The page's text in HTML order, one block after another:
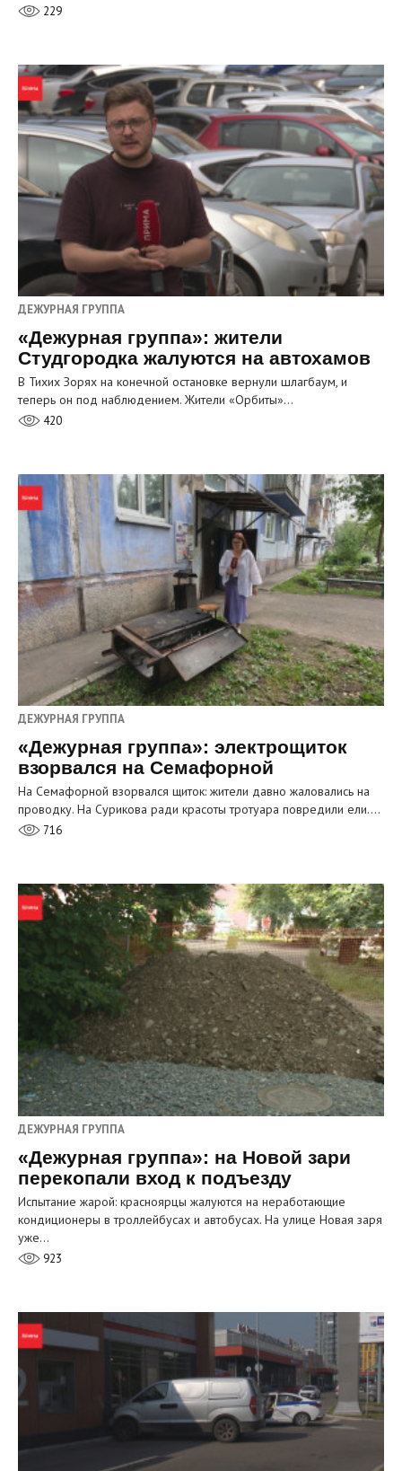
229
ДЕЖУРНАЯ ГРУППА
«Дежурная группа»: жители
Студгородка жалуются на автохамов
В Тихих Зорях на конечной остановке вернули шлагбаум, и
теперь он под наблюдением. Жители «Орбиты»…
420
ДЕЖУРНАЯ ГРУППА
«Дежурная группа»: электрощиток
взорвался на Семафорной
На Семафорной взорвался щиток: жители давно жаловались на
проводку. На Сурикова ради красоты тротуара повредили ели.…
716
ДЕЖУРНАЯ ГРУППА
«Дежурная группа»: на Новой зари
перекопали вход к подъезду
Испытание жарой: красноярцы жалуются на неработающие
кондиционеры в троллейбусах и автобусах. На улице Новая заря
уже…
923